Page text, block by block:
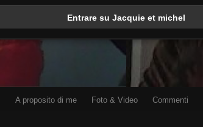
A proposito di me Foto & Video Commenti
Entrare su Jacquie et michel